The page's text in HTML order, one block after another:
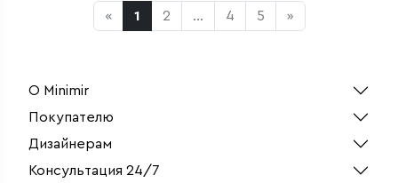
« 1 2 ... 4 5 »
О Minimir
Покупателю
Дизайнерам
Консультация 24/7